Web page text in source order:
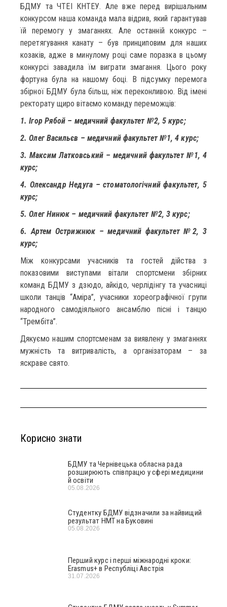
БДМУ та ЧТЕІ КНТЕУ. Але вже перед вирішальним
конкурсом наша команда мала відрив, який гарантував
їй перемогу у змаганнях. Але останній конкурс –
перетягування канату – був принциповим для наших
козаків, адже в минулому році саме поразка в цьому
конкурсі завадила їм виграти змагання. Цього року
фортуна була на нашому боці. В підсумку перемога
збірної БДМУ була більш, ніж переконливою. Від імені
ректорату щиро вітаємо команду переможців:
1. Ігор Рябой – медичний факультет №2, 5 курс;
2. Олег Васильєв – медичний факультет №1, 4 курс;
3. Максим Латковський – медичний факультет №1, 4
курс;
4. Олександр Недуга – стоматологічний факультет, 5
курс;
5. Олег Нинюк – медичний факультет №2, 3 курс;
6. Артем Острижнюк – медичний факультет №2, 3
курс;
Між конкурсами учасників та гостей дійства з
показовими виступами вітали спортсмени збірних
команд БДМУ з дзюдо, айкідо, черлідінгу та учасниці
школи танців “Аміра”, учасники хореографічної групи
народного самодіяльного ансамблю пісні і танцю
“Трембіта”.
Дякуємо нашим спортсменам за виявлену у змаганнях
мужність та витривалість, а організаторам – за
яскраве свято.
Корисно знати
БДМУ та Чернівецька обласна рада
розширюють співпрацю у сфері медицини
й освіти
05.08.2026
Студентку БДМУ відзначили за найвищий
результат НМТ на Буковині
05.08.2026
Перший курс і перші міжнародні кроки:
Erasmus+ в Республіці Австрія
31.07.2026